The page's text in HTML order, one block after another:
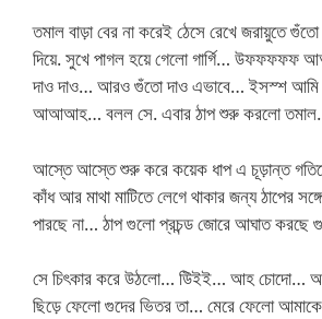
তমাল বাড়া বের না করেই ঠেসে রেখে জরায়ুতে
দিয়ে. সুখে পাগল হয়ে গেলো গার্গি…
দাও দাও… আরও গুঁতো দাও এভাবে… ইসস্শ আমি
আআআহ… বলল সে. এবার ঠাপ শুরু করলো তমাল.
আস্তে আস্তে শুরু করে কয়েক ধাপ এ চূড়ান্ত
কাঁধ আর মাথা মাটিতে লেগে থাকার জন্য ঠাপের
পারছে না… ঠাপ গুলো প্রচন্ড জোরে আঘাত করছে
সে চিৎকার করে উঠলো… উিইই… আহ চোদো…
ছিড়ে ফেলো গুদের ভিতর তা… মেরে ফেলো